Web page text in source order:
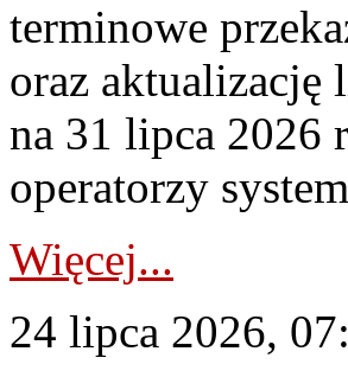
terminowe
oraz aktualizację
na 31 lipca 2026
operatorzy
Więcej...
24 lipca 2026,